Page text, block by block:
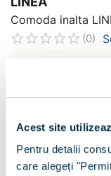
Acest site
Pentru detalii
care alegeți
Comoda inalta
(0)
Decor : Oak